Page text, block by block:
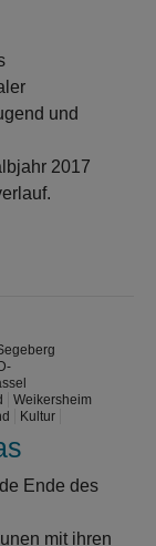
und
2017
Weikersheim
Kultur
Ende des
mit ihren